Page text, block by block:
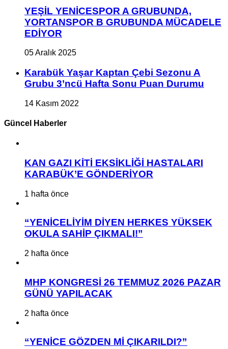
YEŞİL YENİCESPOR A GRUBUNDA,
YORTANSPOR B GRUBUNDA MÜCADELE
EDİYOR
05 Aralık 2025
Karabük Yaşar Kaptan Çebi Sezonu A
Grubu 3’ncü Hafta Sonu Puan Durumu
14 Kasım 2022
Güncel Haberler
KAN GAZI KİTİ EKSİKLİĞİ HASTALARI
KARABÜK’E GÖNDERİYOR
1 hafta önce
“YENİCELİYİM DİYEN HERKES YÜKSEK
OKULA SAHİP ÇIKMALI!”
2 hafta önce
MHP KONGRESİ 26 TEMMUZ 2026 PAZAR
GÜNÜ YAPILACAK
2 hafta önce
“YENİCE GÖZDEN Mİ ÇIKARILDI?”